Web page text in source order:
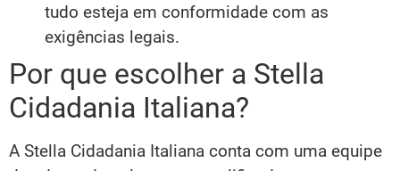
tudo esteja em conformidade com as
exigências legais.
Por que escolher a Stella
Cidadania Italiana?
A Stella Cidadania Italiana conta com uma equipe